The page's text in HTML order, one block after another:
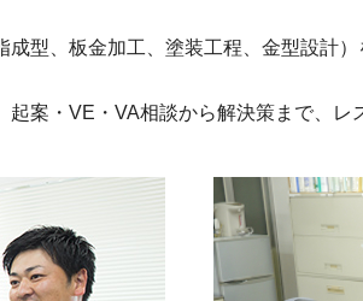
型、板金加工、塗装工程、金型設計
案・VE・VA相談から解決策まで、レ